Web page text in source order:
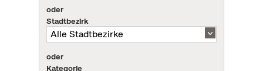
oder
Stadtbezirk
oder
Kategorie